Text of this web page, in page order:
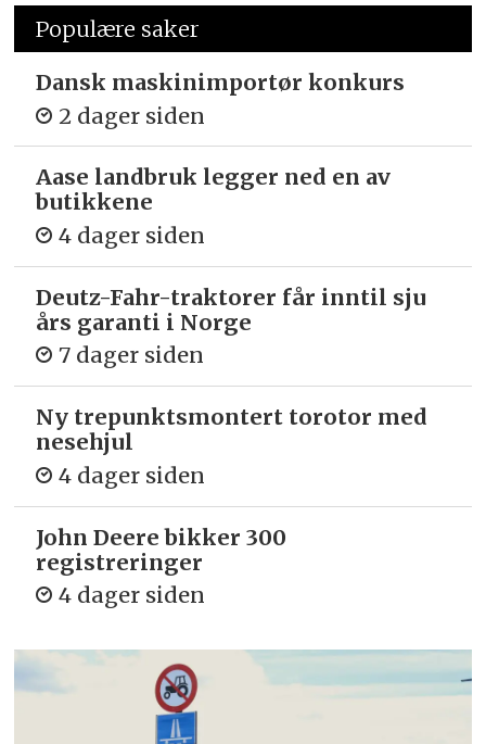
Populære saker
Dansk maskinimportør konkurs
2 dager siden
Aase landbruk legger ned en av
butikkene
4 dager siden
Deutz-Fahr-traktorer får inntil sju
års garanti i Norge
7 dager siden
Ny trepunkts­montert torotor med
nesehjul
4 dager siden
John Deere bikker 300
registreringer
4 dager siden